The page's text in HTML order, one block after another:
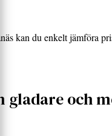
kan du enkelt jämföra
och